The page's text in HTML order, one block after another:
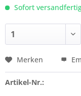
Sofort
Merken
Artikel-Nr.: